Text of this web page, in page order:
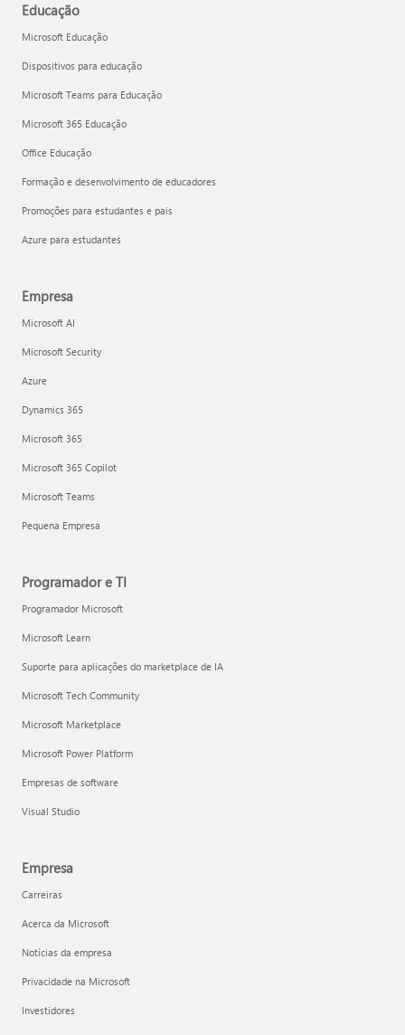
Educação
Microsoft Educação
Dispositivos para educação
Microsoft Teams para Educação
Microsoft 365 Educação
Office Educação
Formação e desenvolvimento de educadores
Promoções para estudantes e pais
Azure para estudantes
Empresa
Microsoft AI
Microsoft Security
Azure
Dynamics 365
Microsoft 365
Microsoft 365 Copilot
Microsoft Teams
Pequena Empresa
Programador e TI
Programador Microsoft
Microsoft Learn
Suporte para aplicações do marketplace de IA
Microsoft Tech Community
Microsoft Marketplace
Microsoft Power Platform
Empresas de software
Visual Studio
Empresa
Carreiras
Acerca da Microsoft
Notícias da empresa
Privacidade na Microsoft
Investidores